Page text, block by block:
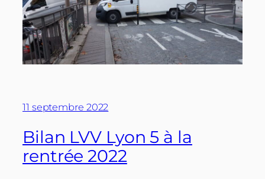
11 septembre 2022
Bilan LVV Lyon 5 à la
rentrée 2022